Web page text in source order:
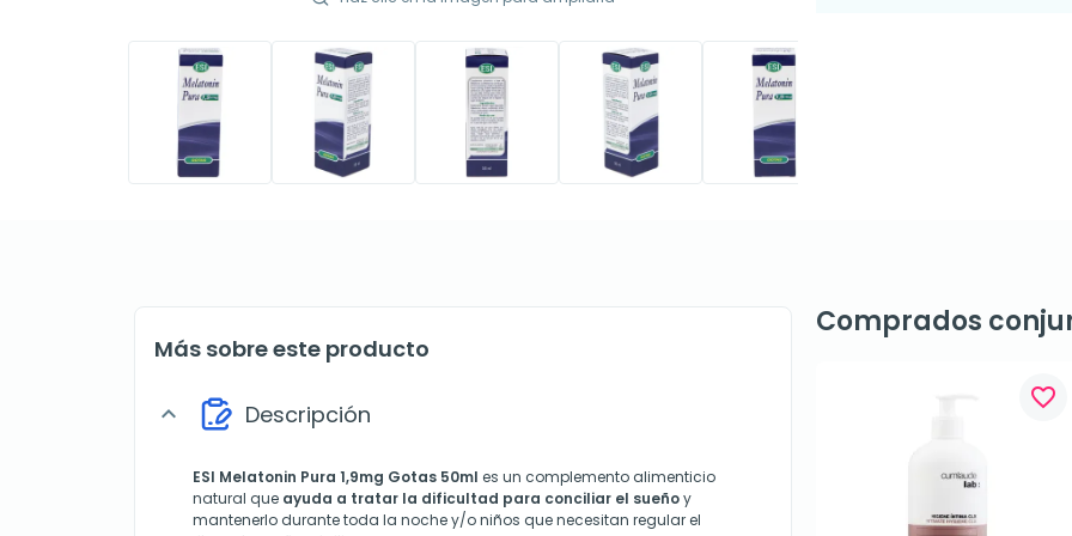
Más sobre este producto
expand_more Descripción
ESI Melatonin Pura 1,9mg Gotas 50ml es un complemento alimenticio
natural que ayuda a tratar la dificultad para conciliar el sueñoy
mantenerlo durante toda la noche y/o niños que necesitan regular el
Comprados
favorite_border